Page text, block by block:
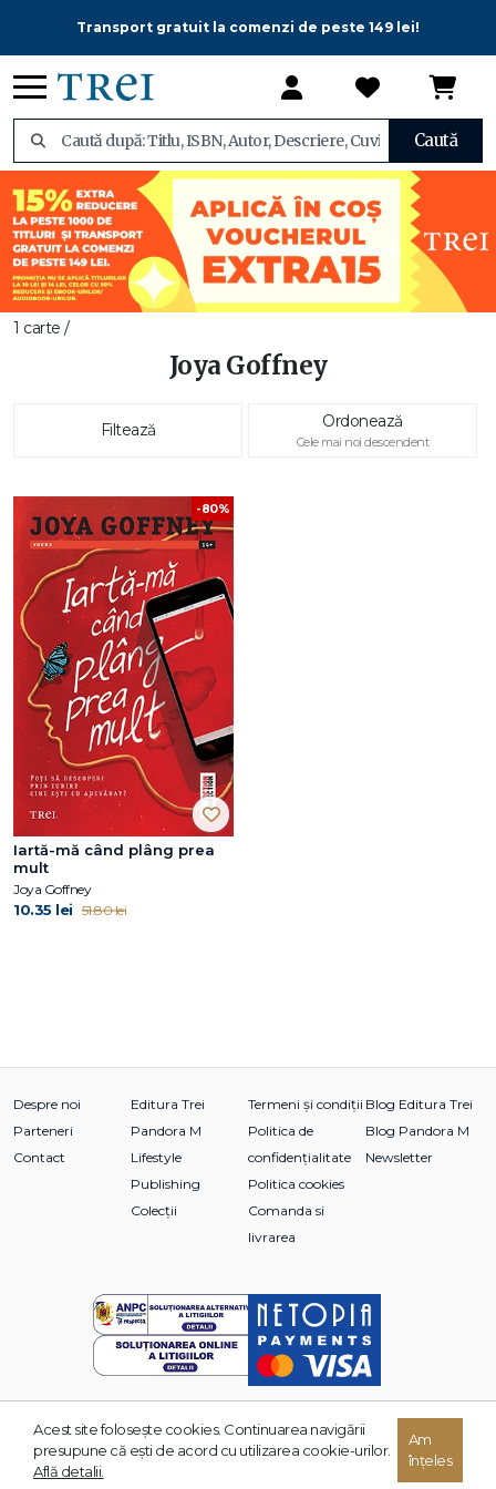
Transport gratuit la comenzi de peste 149 lei!
Caută
1 carte /
Joya Goffney
Filtează Ordonează
Cele mai noi descendent
-80%
Iartă-mă când plâng prea
mult
Joya Goffney
10.35 lei 51.80 lei
Despre noi
Parteneri
Contact
Editura Trei
Pandora M
Lifestyle
Publishing
Colecții
Termeni și condiții
Politica de
confidențialitate
Politica cookies
Comanda si
livrarea
Blog Editura Trei
Blog Pandora M
Newsletter
© 2026 Grupul Editorial TREI. Toate drepturile rezervate.
Acest site foloseşte cookies. Continuarea navigării
presupune că eşti de acord cu utilizarea cookie-urilor.
Află detalii.
Am
înțeles